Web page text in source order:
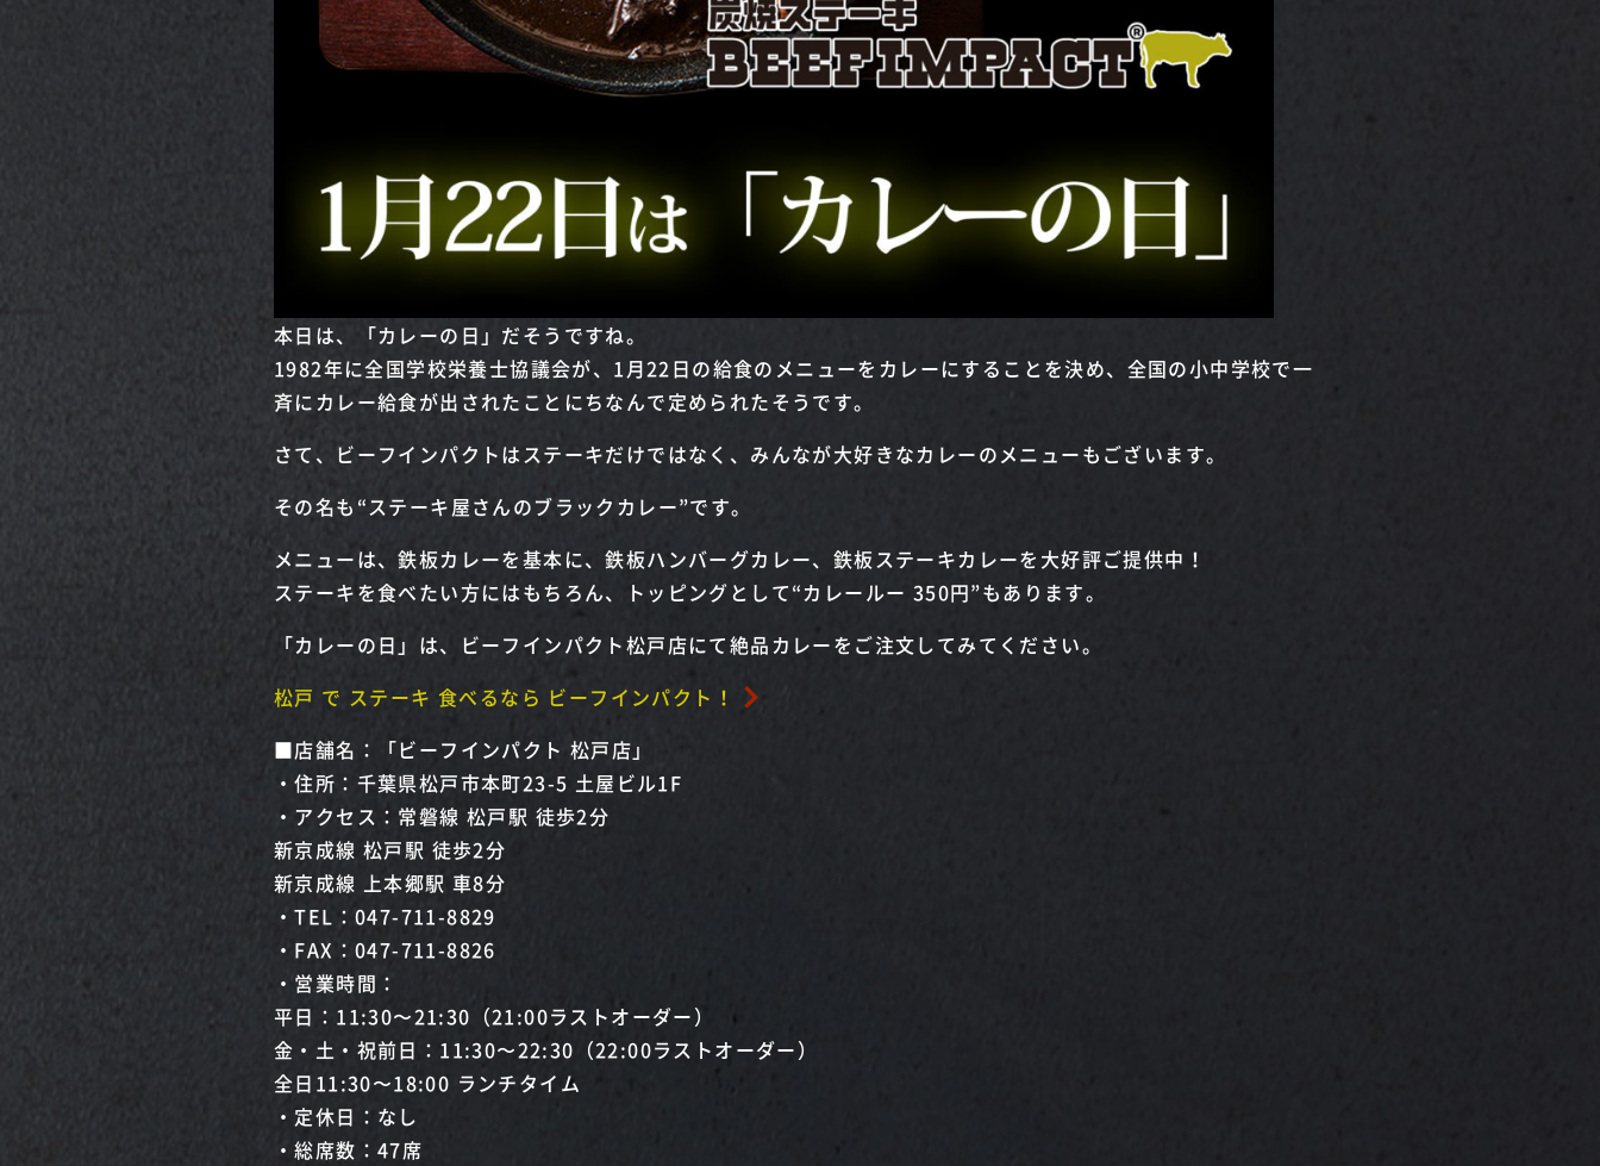
本日は、「カレーの日」だそうですね。
1982年に全国学校栄養士協議会が、1月22日の給食のメニューをカレーにすることを決め、全国の小中学校で一
斉にカレー給食が出されたことにちなんで定められたそうです。
さて、ビーフインパクトはステーキだけではなく、みんなが大好きなカレーのメニューもございます。
その名も“ステーキ屋さんのブラックカレー”です。
メニューは、鉄板カレーを基本に、鉄板ハンバーグカレー、鉄板ステーキカレーを大好評ご提供中！
ステーキを食べたい方にはもちろん、トッピングとして“カレールー 350円”もあります。
「カレーの日」は、ビーフインパクト松戸店にて絶品カレーをご注文してみてください。
松戸 で ステーキ 食べるなら ビーフインパクト！
■店舗名：「ビーフインパクト 松戸店」
・住所：千葉県松戸市本町23-5 土屋ビル1F
・アクセス：常磐線 松戸駅 徒歩2分
新京成線 松戸駅 徒歩2分
新京成線 上本郷駅 車8分
・TEL：047-711-8829
・FAX：047-711-8826
・営業時間：
平日：11:30〜21:30（21:00ラストオーダー）
金・土・祝前日：11:30〜22:30（22:00ラストオーダー）
全日11:30〜18:00 ランチタイム
・定休日：なし
・総席数：47席